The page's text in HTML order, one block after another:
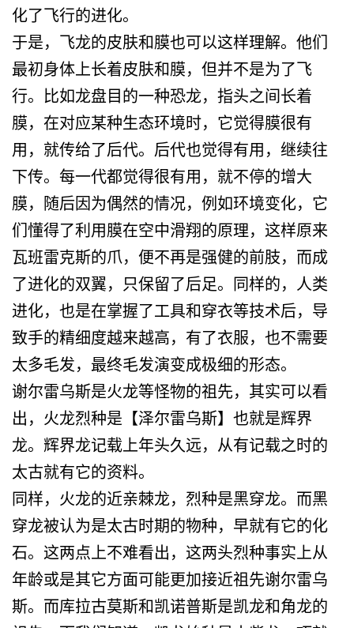
化了飞行的进化。
于是，飞龙的皮肤和膜也可以这样理解。他们
最初身体上长着皮肤和膜，但并不是为了飞
行。比如龙盘目的一种恐龙，指头之间长着
膜，在对应某种生态环境时，它觉得膜很有
用，就传给了后代。后代也觉得有用，继续往
下传。每一代都觉得很有用，就不停的增大
膜，随后因为偶然的情况，例如环境变化，它
们懂得了利用膜在空中滑翔的原理，这样原来
瓦班雷克斯的爪，便不再是强健的前肢，而成
了进化的双翼，只保留了后足。同样的，人类
进化，也是在掌握了工具和穿衣等技术后，导
致手的精细度越来越高，有了衣服，也不需要
太多毛发，最终毛发演变成极细的形态。
谢尔雷乌斯是火龙等怪物的祖先，其实可以看
出，火龙烈种是【泽尔雷乌斯】也就是辉界
龙。辉界龙记载上年头久远，从有记载之时的
太古就有它的资料。
同样，火龙的近亲棘龙，烈种是黑穿龙。而黑
穿龙被认为是太古时期的物种，早就有它的化
石。这两点上不难看出，这两头烈种事实上从
年龄或是其它方面可能更加接近祖先谢尔雷乌
斯。而库拉古莫斯和凯诺普斯是凯龙和角龙的